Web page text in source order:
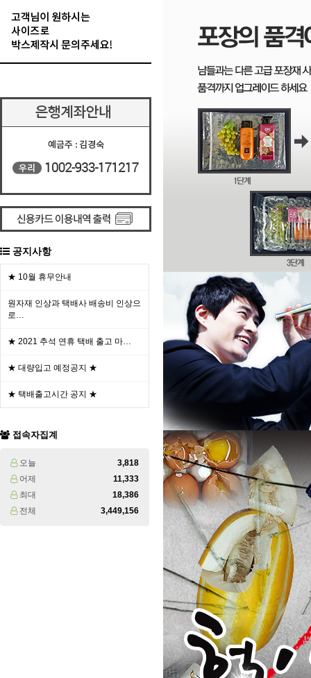
공지사항
★ 10월 휴무안내
원자재 인상과 택배사 배송비 인상으
로…
★ 2021 추석 연휴 택배 출고 마…
★ 대량입고 예정공지 ★
★ 택배출고시간 공지 ★
접속자집계
오늘
3,818
어제
11,333
최대
18,386
전체
3,449,156